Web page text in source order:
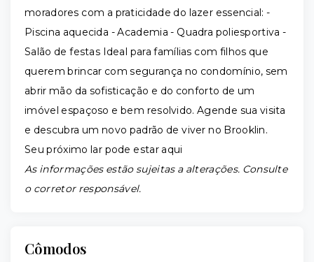
moradores com a praticidade do lazer essencial: -
Piscina aquecida - Academia - Quadra poliesportiva -
Salão de festas Ideal para famílias com filhos que
querem brincar com segurança no condomínio, sem
abrir mão da sofisticação e do conforto de um
imóvel espaçoso e bem resolvido. Agende sua visita
e descubra um novo padrão de viver no Brooklin.
Seu próximo lar pode estar aqui
As informações estão sujeitas a alterações. Consulte
o corretor responsável.
Cômodos